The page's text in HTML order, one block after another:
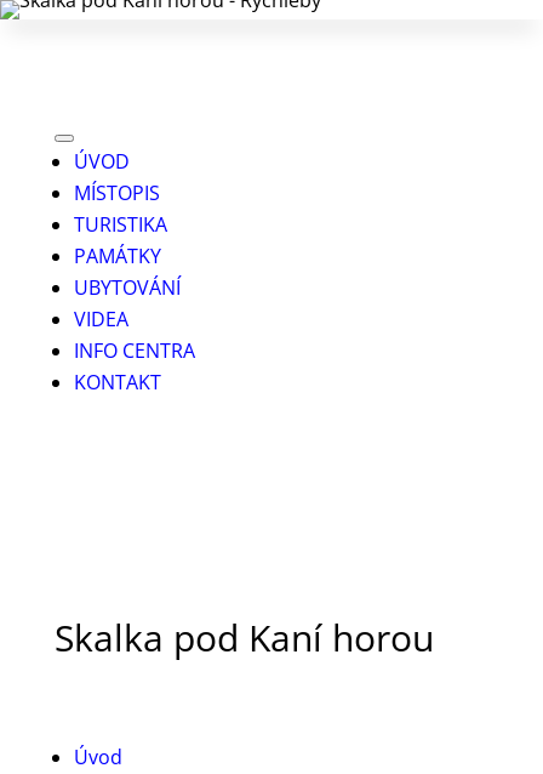
ÚVOD
MÍSTOPIS
TURISTIKA
PAMÁTKY
UBYTOVÁNÍ
VIDEA
INFO CENTRA
KONTAKT
Skalka pod Kaní horou
Úvod